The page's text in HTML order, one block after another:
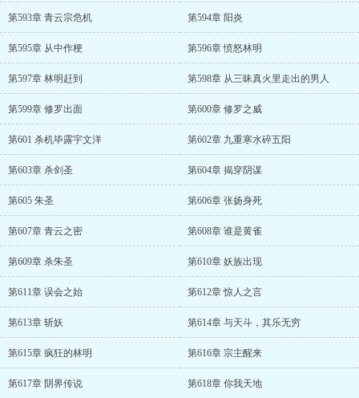
第593章 青云宗危机 第594章 阳炎
第595章 从中作梗 第596章 愤怒林明
第597章 林明赶到 第598章 从三昧真火里走出的男人
第599章 修罗出面 第600章 修罗之威
第601 杀机毕露宇文洋 第602章 九重寒水碎五阳
第603章 杀剑圣 第604章 揭穿阴谋
第605 朱圣 第606章 张扬身死
第607章 青云之密 第608章 谁是黄雀
第609章 杀朱圣 第610章 妖族出现
第611章 误会之始 第612章 惊人之言
第613章 斩妖 第614章 与天斗，其乐无穷
第615章 疯狂的林明 第616章 宗主醒来
第617章 阴界传说 第618章 你我天地